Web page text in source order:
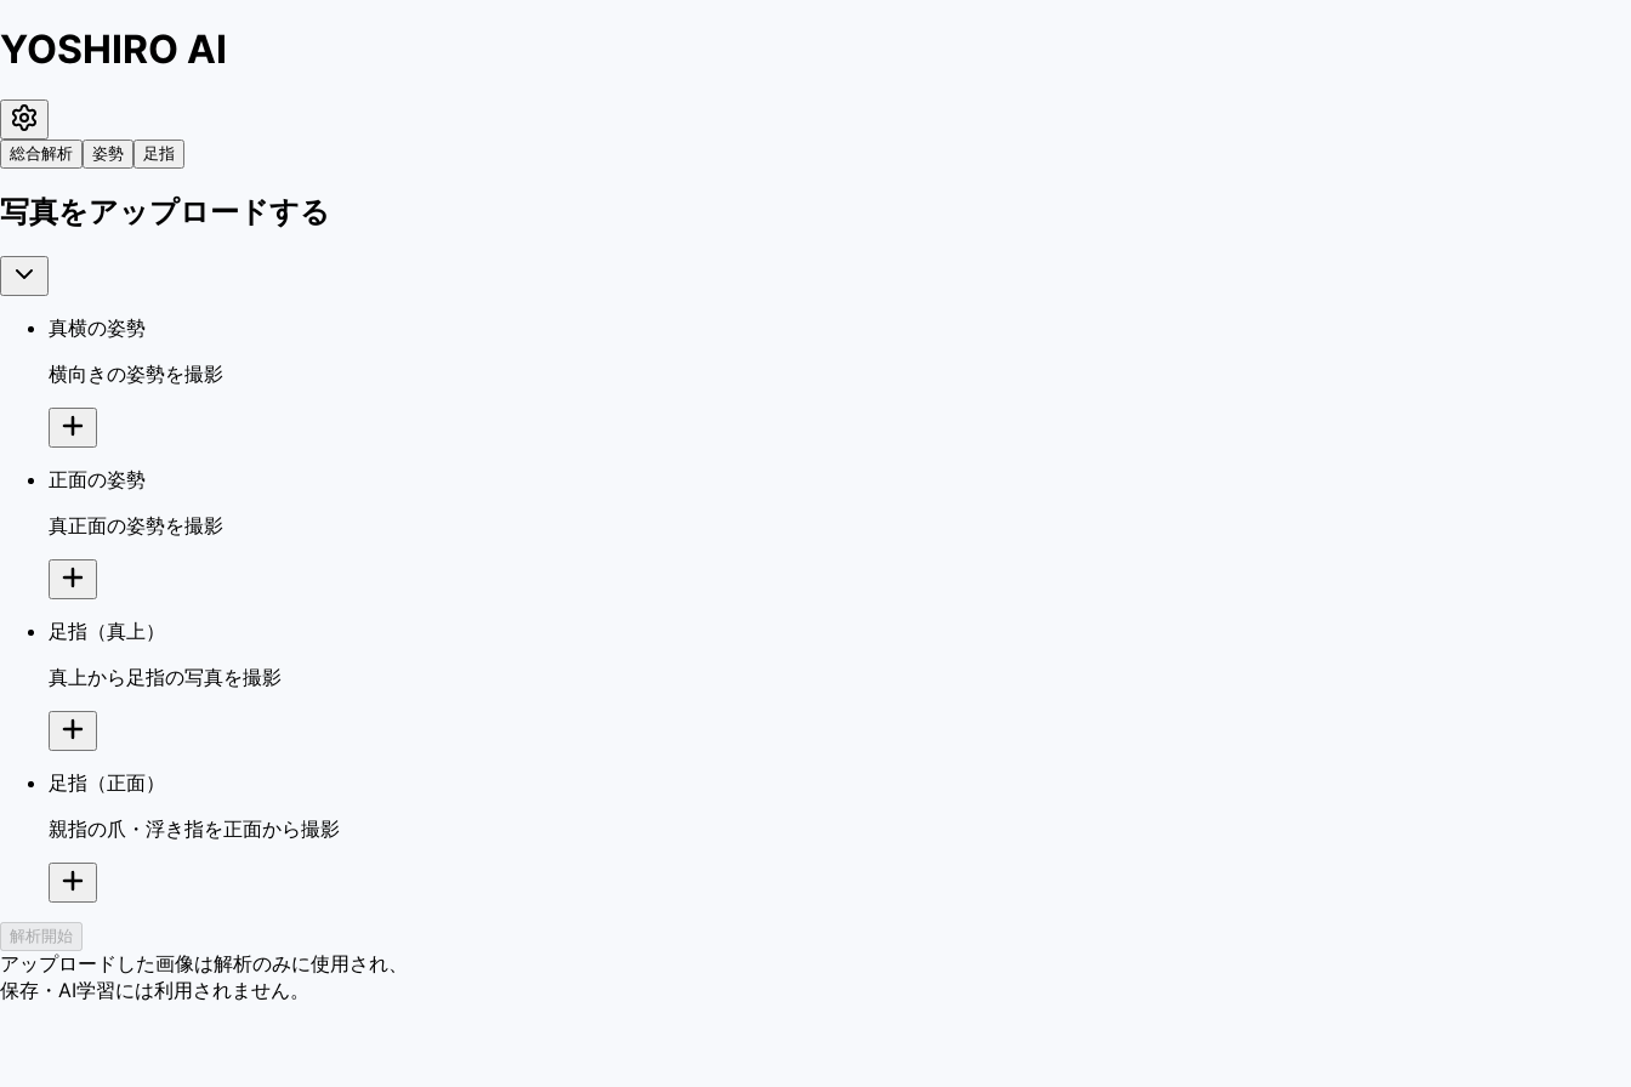
YOSHIRO AI
総合解析 姿勢 足指
写真をアップロードする
真横の姿勢
横向きの姿勢を撮影
正面の姿勢
真正面の姿勢を撮影
足指（真上）
真上から足指の写真を撮影
足指（正面）
親指の爪・浮き指を正面から撮影
解析開始
アップロードした画像は解析のみに使用され、
保存・AI学習には利用されません。